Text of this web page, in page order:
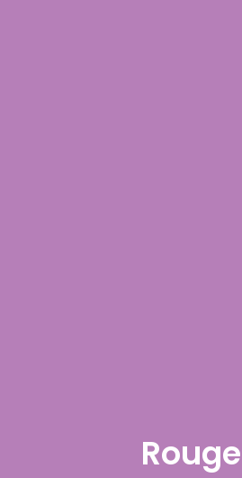
Rouge